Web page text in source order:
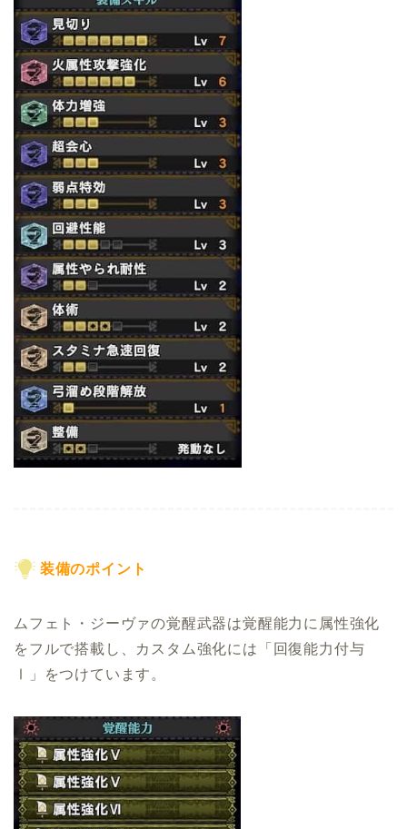
装備のポイント
ムフェト・ジーヴァの覚醒武器は覚醒能力に属性強化
をフルで搭載し、カスタム強化には「回復能力付与
Ⅰ」をつけています。